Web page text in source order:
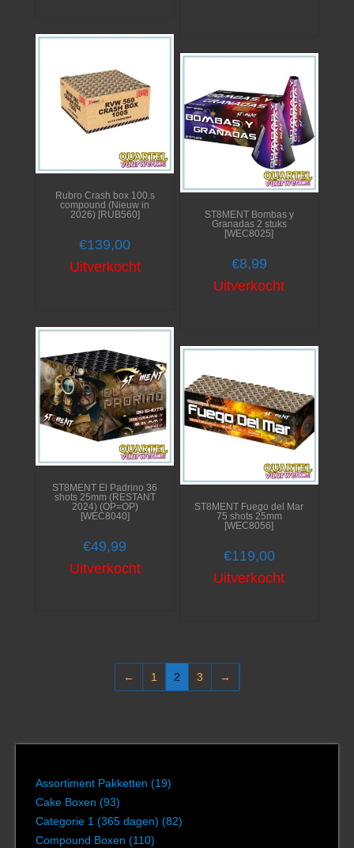
Rubro Crash box 100.s
compound (Nieuw in
2026) [RUB560]
€139,00
Uitverkocht
ST8MENT Bombas y
Granadas 2 stuks
[WEC8025]
€8,99
Uitverkocht
ST8MENT El Padrino 36
shots 25mm (RESTANT
2024) (OP=OP)
[WEC8040]
€49,99
Uitverkocht
ST8MENT Fuego del Mar
75 shots 25mm
[WEC8056]
€119,00
Uitverkocht
← 1 2 3 →
Assortiment Pakketten (19)
Cake Boxen (93)
Categorie 1 (365 dagen) (82)
Compound Boxen (110)